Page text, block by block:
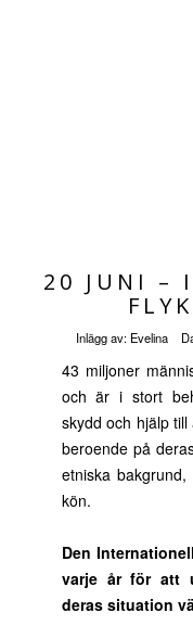
20 JUNI –
Inlägg av: Evelina
43 miljoner
och är i stort
skydd och hjälp
beroende på
etniska
kön.
Den
varje år för att
deras situation